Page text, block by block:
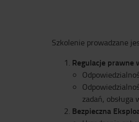
Szkolenie prowadzane
Regulacje prawne
zadań, obsługa
Bezpieczna